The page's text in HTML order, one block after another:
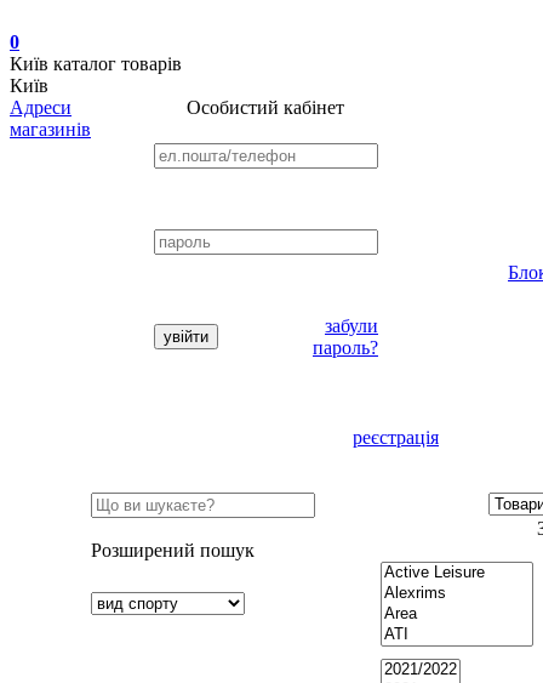
0
Київ каталог товарів
Київ
Адреси
магазинів
Особистий кабінет
забули
пароль?
реєстрація
Розширений пошук